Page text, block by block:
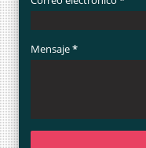
Mensaje*